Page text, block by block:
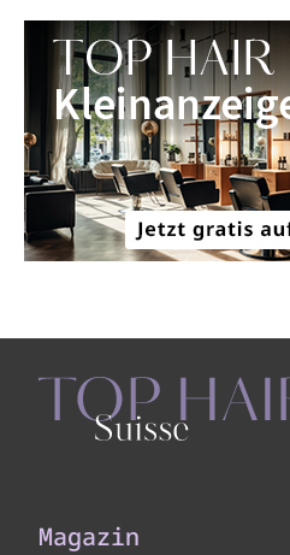
Magazin